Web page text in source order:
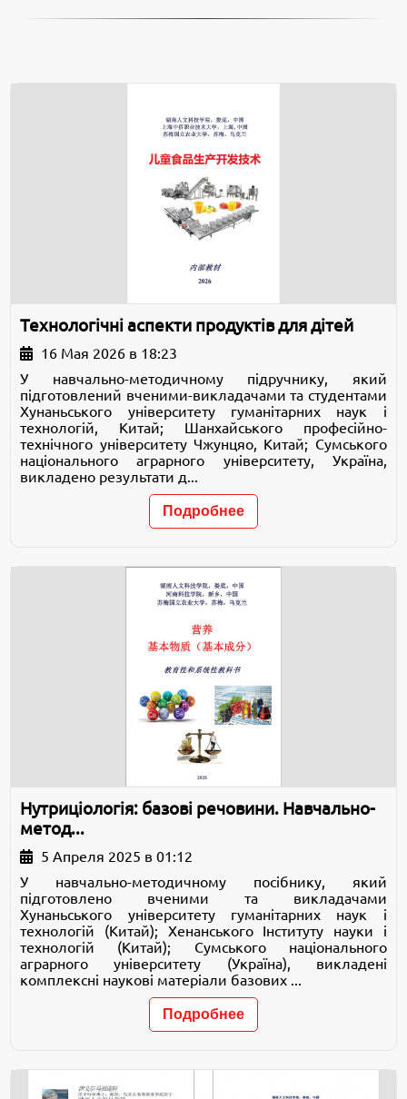
Технологічні аспекти продуктів для дітей
16 Мая 2026 в 18:23
У навчально-методичному підручнику, який
підготовлений вченими-викладачами та студентами
Хунаньського університету гуманітарних наук і
технологій, Китай; Шанхайського професійно-
технічного університету Чжунцяо, Китай; Сумського
національного аграрного університету, Україна,
викладено результати д...
Подробнее
Нутриціологія: базові речовини. Навчально-
метод...
5 Апреля 2025 в 01:12
У навчально-методичному посібнику, який
підготовлено вченими та викладачами
Хунаньського університету гуманітарних наук і
технологій (Китай); Хенанського Інституту науки і
технологій (Китай); Сумського національного
аграрного університету (Україна), викладені
комплексні наукові матеріали базових ...
Подробнее